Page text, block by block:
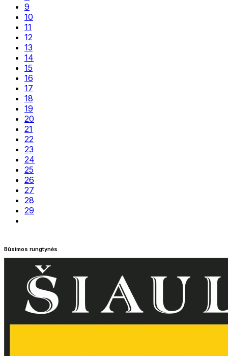
9
10
11
12
13
14
15
16
17
18
19
20
21
22
23
24
25
26
27
28
29
Būsimos rungtynės